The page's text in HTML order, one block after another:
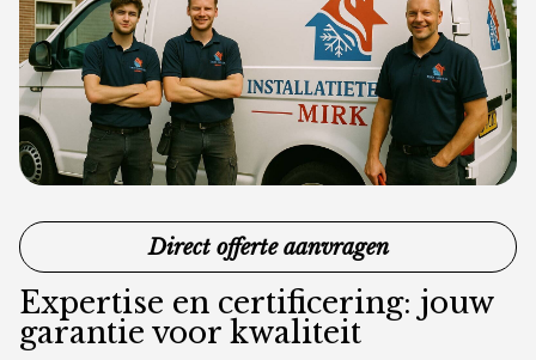
Direct offerte aanvragen
Expertise en certificering: jouw
garantie voor kwaliteit